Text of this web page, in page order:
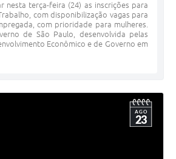
nesta terça-feira (24) as inscrições para
com disponibilização vagas para
com prioridade para mulheres.
de São Paulo, desenvolvida pelas
Econômico e de Governo em
AGO
23